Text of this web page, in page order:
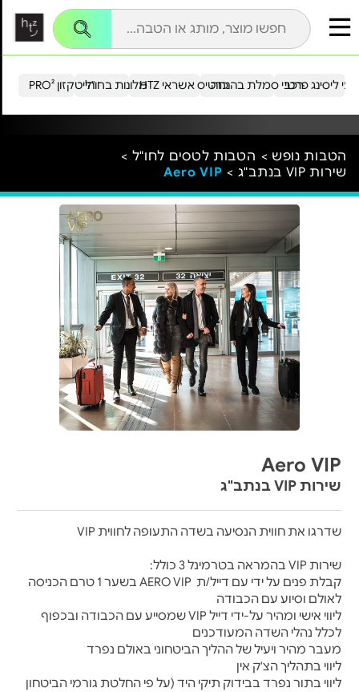
הייטקזון PRO²מלונות בחו"ל כרטיס אשראי HTZ ליסינג פרטירכבי סמלת בהנחה
הטבות נופש > הטבות לטסים לחו"ל >
שירות VIP בנתב"ג >
Aero VIP
Aero VIP
שירות VIP בנתב"ג
שדרגו את חווית הנסיעה בשדה התעופה לחווית VIP
שירות VIP בהמראה בטרמינל 3 כולל:
קבלת פנים על ידי עם דייל/ת AERO VIP
בשער 1 טרם הכניסה
לאולם וסיוע עם הכבודה
ליווי אישי ומהיר על-ידי דייל VIPשמסייע עם הכבודה ובכפוף
לכלל נהלי השדה המעודכנים
מעבר מהיר ויעיל של ההליך הביטחוני באולם נפרד
ליווי בתהליך הצ'ק אין
ליווי בתור נפרד בבידוק תיקי היד (על פי החלטת גורמי הביטחון